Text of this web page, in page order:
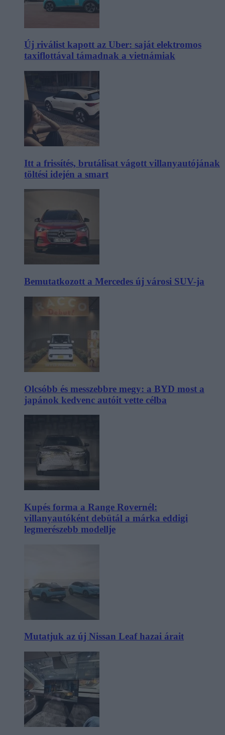
Új riválist kapott az Uber: saját elektromos
taxiflottával támadnak a vietnámiak
Itt a frissítés, brutálisat vágott villanyautójának
töltési idején a smart
Bemutatkozott a Mercedes új városi SUV-ja
Olcsóbb és messzebbre megy: a BYD most a
japánok kedvenc autóit vette célba
Kupés forma a Range Rovernél:
villanyautóként debütál a márka eddigi
legmerészebb modellje
Mutatjuk az új Nissan Leaf hazai árait